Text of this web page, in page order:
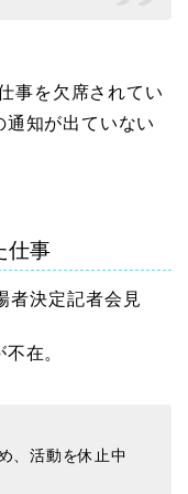
事を欠席されてい
通知が出ていない
仕事
者決定記者会見
在。
、活動を休止中